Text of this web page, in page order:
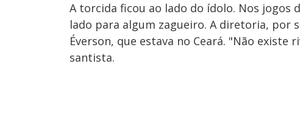
A torcida ficou ao lado do ídolo. Nos jogos
lado para algum zagueiro. A diretoria, por
Éverson, que estava no Ceará. "Não
santista.